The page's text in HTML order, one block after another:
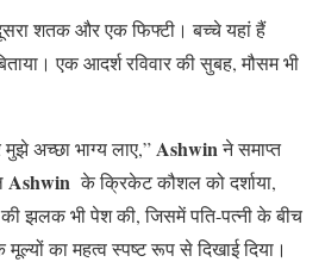
शतक और एक फिफ्टी। बच्चे यहां हैं
एक आदर्श रविवार की सुबह, मौसम भी
अच्छा भाग्य लाए,”Ashwinने समाप्त
Ashwin के क्रिकेट कौशल को दर्शाया,
झलक भी पेश की, जिसमें पति-पत्नी के बीच
का महत्व स्पष्ट रूप से दिखाई दिया।